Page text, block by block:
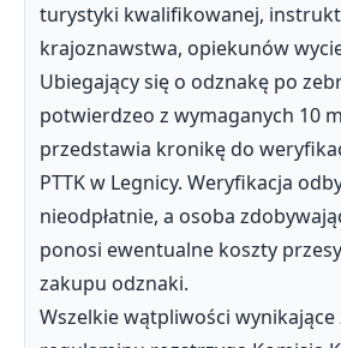
turystyki kwalifikowanej,
krajoznawstwa, opiekunów
Ubiegający się o odznakę po
potwierdzeo z wymaganych 10
przedstawia kronikę do
PTTK w Legnicy. Weryfikacja
nieodpłatnie, a osoba
ponosi ewentualne koszty
zakupu odznaki.
Wszelkie wątpliwości